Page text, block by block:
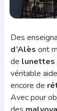
Des
d’Alès ont
de lunettes
véritable
encore de
Avec pour